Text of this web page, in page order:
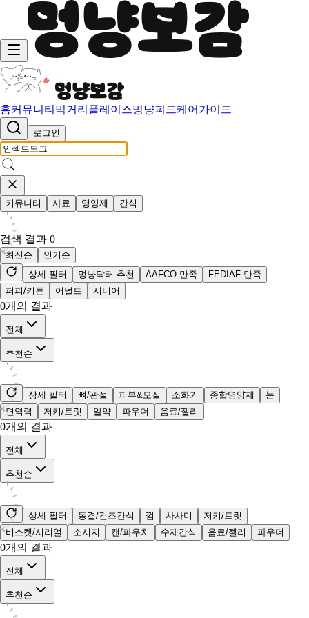
홈커뮤니티 먹거리 플레이스멍냥피드케어가이드
로그인
커뮤니티 사료 영양제 간식
검색 결과 0
최신순
인기순
상세 필터
멍냥닥터 추천 AAFCO 만족
FEDIAF 만족
퍼피/키튼
어덜트 시니어
0개의 결과
전체
추천순
상세 필터 뼈/관절 피부&모질 소화기 종합영양제
눈
면역력
저키/트릿 알약 파우더 음료/젤리
0개의 결과
전체
추천순
상세 필터 동결/건조간식 껌 사사미
저키/트릿
비스켓/시리얼
소시지 캔/파우치 수제간식 음료/젤리 파우더
0개의 결과
전체
추천순